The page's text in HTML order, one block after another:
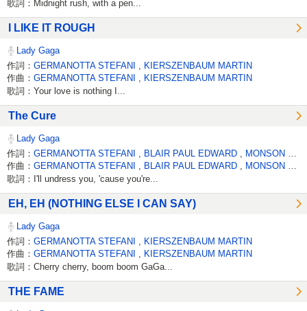
歌詞：Midnight rush, with a pen...
I LIKE IT ROUGH
Lady Gaga
作詞： GERMANOTTA STEFANI
KIERSZENBAUM MARTIN
作曲： GERMANOTTA STEFANI KIERSZENBAUM MARTIN
歌詞：Your love is nothing I...
The Cure
Lady Gaga
作詞： GERMANOTTA STEFANI BLAIR PAUL EDWARD
MONSON NICK
作曲： GERMANOTTA STEFANI BLAIR PAUL EDWARD MONSON NICK
歌詞：I'll undress you, 'cause you're...
EH, EH (NOTHING ELSE I CAN SAY)
Lady Gaga
作詞： GERMANOTTA STEFANI
KIERSZENBAUM MARTIN
作曲： GERMANOTTA STEFANI KIERSZENBAUM MARTIN
歌詞：Cherry cherry, boom boom GaGa...
THE FAME